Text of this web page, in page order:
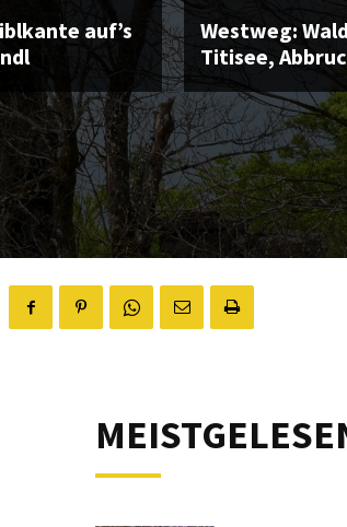
auf’s
Westweg:
Titisee,